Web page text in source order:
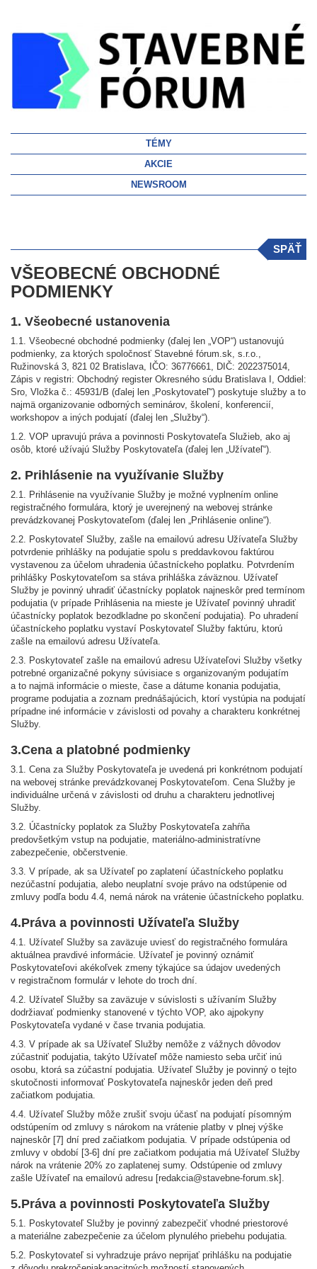
TÉMY
AKCIE
NEWSROOM
SPÄŤ
VŠEOBECNÉ OBCHODNÉ
PODMIENKY
1. Všeobecné ustanovenia
1.1. Všeobecné obchodné podmienky (ďalej len „VOP“) ustanovujú
podmienky, za ktorých spoločnosť Stavebné fórum.sk, s.r.o.,
Ružinovská 3, 821 02 Bratislava, IČO: 36776661, DIČ: 2022375014,
Zápis v registri: Obchodný register Okresného súdu Bratislava I, Oddiel:
Sro, Vložka č.: 45931/B (ďalej len „Poskytovateľ“) poskytuje služby a to
najmä organizovanie odborných seminárov, školení, konferencií,
workshopov a iných podujatí (ďalej len „Služby“).
1.2. VOP upravujú práva a povinnosti Poskytovateľa Služieb, ako aj
osôb, ktoré užívajú Služby Poskytovateľa (ďalej len „Užívateľ“).
2. Prihlásenie na využívanie Služby
2.1. Prihlásenie na využívanie Služby je možné vyplnením online
registračného formulára, ktorý je uverejnený na webovej stránke
prevádzkovanej Poskytovateľom (ďalej len „Prihlásenie online“).
2.2. Poskytovateľ Služby, zašle na emailovú adresu Užívateľa Služby
potvrdenie prihlášky na podujatie spolu s preddavkovou faktúrou
vystavenou za účelom uhradenia účastníckeho poplatku. Potvrdením
prihlášky Poskytovateľom sa stáva prihláška záväznou. Užívateľ
Služby je povinný uhradiť účastnícky poplatok najneskôr pred termínom
podujatia (v prípade Prihlásenia na mieste je Užívateľ povinný uhradiť
účastnícky poplatok bezodkladne po skončení podujatia). Po uhradení
účastníckeho poplatku vystaví Poskytovateľ Služby faktúru, ktorú
zašle na emailovú adresu Užívateľa.
2.3. Poskytovateľ zašle na emailovú adresu Užívateľovi Služby všetky
potrebné organizačné pokyny súvisiace s organizovaným podujatím
a to najmä informácie o mieste, čase a dátume konania podujatia,
programe podujatia a zoznam prednášajúcich, ktorí vystúpia na podujatí
prípadne iné informácie v závislosti od povahy a charakteru konkrétnej
Služby.
3.Cena a platobné podmienky
3.1. Cena za Služby Poskytovateľa je uvedená pri konkrétnom podujatí
na webovej stránke prevádzkovanej Poskytovateľom. Cena Služby je
individuálne určená v závislosti od druhu a charakteru jednotlivej
Služby.
3.2. Účastnícky poplatok za Služby Poskytovateľa zahŕňa
predovšetkým vstup na podujatie, materiálno-administratívne
zabezpečenie, občerstvenie.
3.3. V prípade, ak sa Užívateľ po zaplatení účastníckeho poplatku
nezúčastní podujatia, alebo neuplatní svoje právo na odstúpenie od
zmluvy podľa bodu 4.4, nemá nárok na vrátenie účastníckeho poplatku.
4.Práva a povinnosti Užívateľa Služby
4.1. Užívateľ Služby sa zaväzuje uviesť do registračného formulára
aktuálnea pravdivé informácie. Užívateľ je povinný oznámiť
Poskytovateľovi akékoľvek zmeny týkajúce sa údajov uvedených
v registračnom formulár v lehote do troch dní.
4.2. Užívateľ Služby sa zaväzuje v súvislosti s užívaním Služby
dodržiavať podmienky stanovené v týchto VOP, ako ajpokyny
Poskytovateľa vydané v čase trvania podujatia.
4.3. V prípade ak sa Užívateľ Služby nemôže z vážnych dôvodov
zúčastniť podujatia, takýto Užívateľ môže namiesto seba určiť inú
osobu, ktorá sa zúčastní podujatia. Užívateľ Služby je povinný o tejto
skutočnosti informovať Poskytovateľa najneskôr jeden deň pred
začiatkom podujatia.
4.4. Užívateľ Služby môže zrušiť svoju účasť na podujatí písomným
odstúpením od zmluvy s nárokom na vrátenie platby v plnej výške
najneskôr [7] dní pred začiatkom podujatia. V prípade odstúpenia od
zmluvy v období [3-6] dní pre začiatkom podujatia má Užívateľ Služby
nárok na vrátenie 20% zo zaplatenej sumy. Odstúpenie od zmluvy
zašle Užívateľ na emailovú adresu [redakcia@stavebne-forum.sk].
5.Práva a povinnosti Poskytovateľa Služby
5.1. Poskytovateľ Služby je povinný zabezpečiť vhodné priestorové
a materiálne zabezpečenie za účelom plynulého priebehu podujatia.
5.2. Poskytovateľ si vyhradzuje právo neprijať prihlášku na podujatie